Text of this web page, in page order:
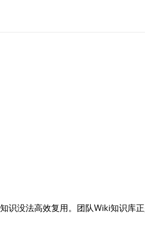
识没法高效复用。团队Wiki知识库